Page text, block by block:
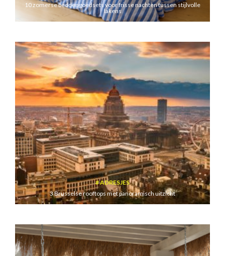
10 zomerse beddengoedsets voor frisse nachten tussen stijlvolle
lakens
ADRESJES
3 Brusselse rooftops met panoramisch uitzicht